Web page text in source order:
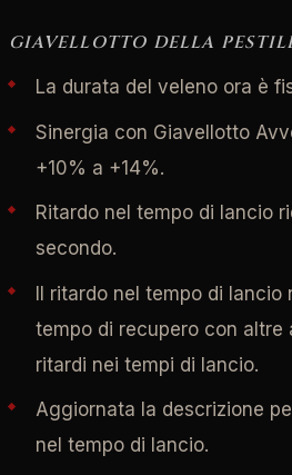
GIAVELLOTTO DELLA
La durata del veleno ora è
Sinergia con Giavellotto
+10% a +14%.
Ritardo nel tempo di lancio
secondo.
Il ritardo nel tempo di lancio
tempo di recupero con altre
ritardi nei tempi di lancio.
Aggiornata la descrizione
nel tempo di lancio.